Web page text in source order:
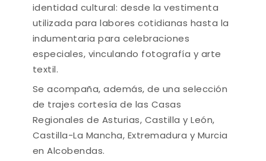
identidad cultural: desde la vestimenta
utilizada para labores cotidianas hasta la
indumentaria para celebraciones
especiales, vinculando fotografía y arte
textil.
Se acompaña, además, de una selección
de trajes cortesía de las Casas
Regionales de Asturias, Castilla y León,
Castilla-La Mancha, Extremadura y Murcia
en Alcobendas.